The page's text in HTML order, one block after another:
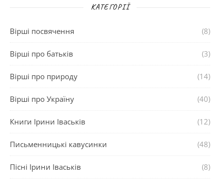
КАТЕГОРІЇ
Вірші посвячення (8)
Вірші про батьків (3)
Вірші про природу (14)
Вірші про Україну (40)
Книги Ірини Іваськів (12)
Письменницькі кавусинки (48)
Пісні Ірини Іваськів (8)